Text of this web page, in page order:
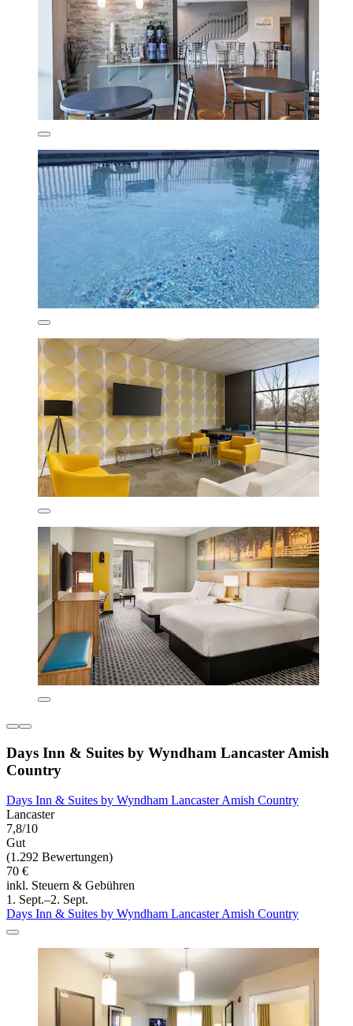
Days Inn & Suites by Wyndham Lancaster Amish
Country
Days Inn & Suites by Wyndham Lancaster Amish Country
Lancaster
7,8/10
Gut
(1.292 Bewertungen)
70 €
inkl. Steuern & Gebühren
1. Sept.–2. Sept.
Days Inn & Suites by Wyndham Lancaster Amish Country